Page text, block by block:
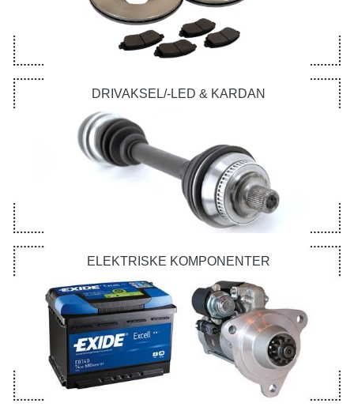
DRIVAKSEL/-LED & KARDAN
ELEKTRISKE KOMPONENTER